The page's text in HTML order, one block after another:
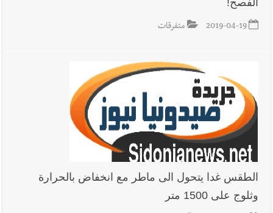
2019-04-19 متفرقات
الطقس غدا يتحول الى ماطر مع انخفاض بالحرارة
وثلوج على 1500 متر